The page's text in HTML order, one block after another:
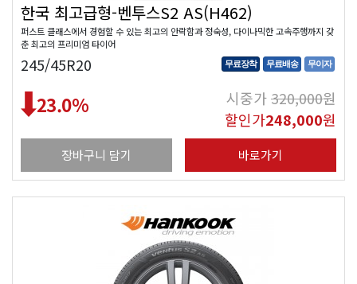
한국 최고급형-벤투스S2 AS(H462)
퍼스트 클래스에서 경험할 수 있는 최고의 안락함과 정숙성, 다이나믹한 고속주행까지 갖
춘 최고의 프리미엄 타이어
245/45R20 무료장착 무료배송 무이자
23.0% 시중가320,000원
할인가248,000원
장바구니 담기 바로가기